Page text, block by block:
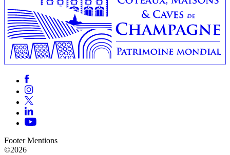
Footer Mentions
©2026